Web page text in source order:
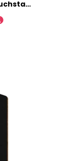
Bütic GmbH Sperrholz Buchstaben - MT5-20 - Wunschtext/Schriftzug mit Größenauswahl - Pappel 3mm, Größe:15cm, Buchstaben:großes S